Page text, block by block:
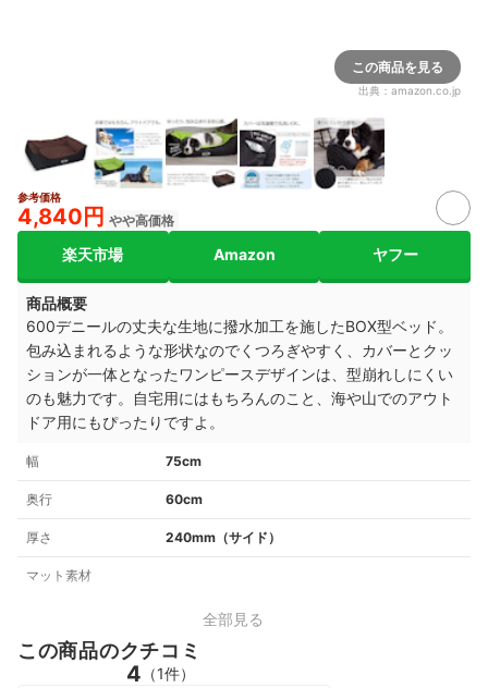
この商品を見る
出典： amazon.co.jp
参考価格
4,840円 やや高価格
楽天市場 Amazon ヤフー
商品概要
600デニールの丈夫な生地に撥水加工を施したBOX型ベッド。
包み込まれるような形状なのでくつろぎやすく、カバーとクッ
ションが一体となったワンピースデザインは、型崩れしにくい
のも魅力です。自宅用にはもちろんのこと、海や山でのアウト
ドア用にもぴったりですよ。
幅 75cm
奥行 60cm
厚さ 240mm（サイド）
マット素材
全部見る
この商品のクチコミ
4 （1件）